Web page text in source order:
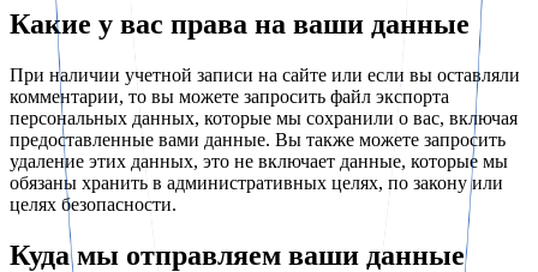
Какие у вас права на ваши данные
При наличии учетной записи на сайте или если вы оставляли
комментарии, то вы можете запросить файл экспорта
персональных данных, которые мы сохранили о вас, включая
предоставленные вами данные. Вы также можете запросить
удаление этих данных, это не включает данные, которые мы
обязаны хранить в административных целях, по закону или
целях безопасности.
Куда мы отправляем ваши данные